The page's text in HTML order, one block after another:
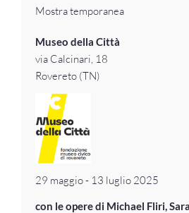
Mostra temporanea
Museo della Città
via Calcinari, 18
Rovereto (TN)
29 maggio - 13 luglio 2025
con le opere di Michael Fliri,